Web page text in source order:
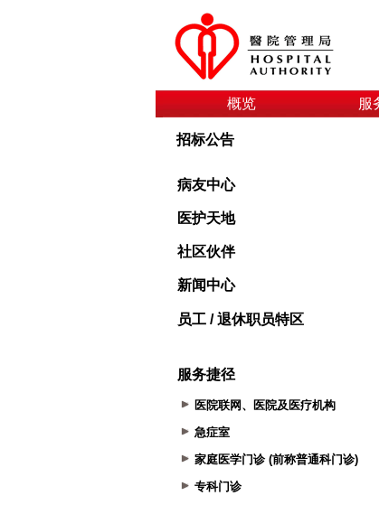
概览 服
招标公告
病友中心
医护天地
社区伙伴
新闻中心
员工 / 退休职员特区
服务捷径
医院联网、医院及医疗机构
急症室
家庭医学门诊 (前称普通科门诊)
专科门诊